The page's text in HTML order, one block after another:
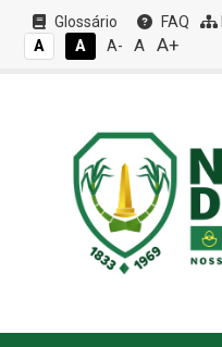
Glossário FAQ
A
A A- A A+